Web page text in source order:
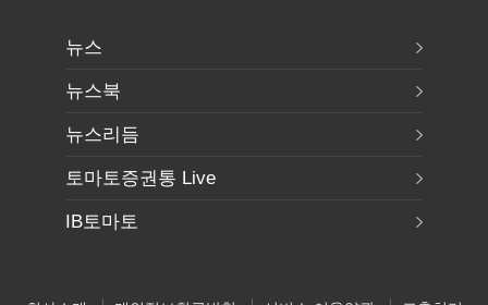
뉴스
뉴스북
뉴스리듬
토마토증권통 Live
IB토마토